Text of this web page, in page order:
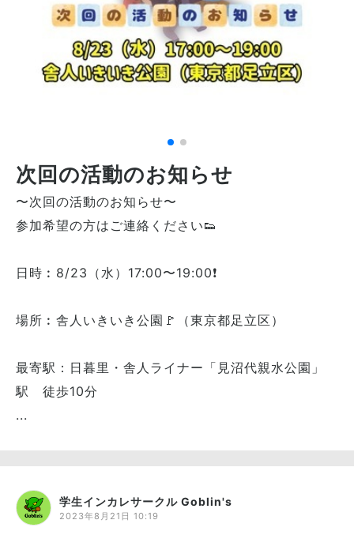
次回の活動のお知らせ
〜次回の活動のお知らせ〜
参加希望の方はご連絡ください👟
日時︰8/23（水）17:00〜19:00❗️
場所︰舎人いきいき公園🚩（東京都足立区）
最寄駅：日暮里・舎人ライナー「見沼代親水公園」
駅 徒歩10分
...
学生インカレサークル Goblin's
2023年8月21日 10:19